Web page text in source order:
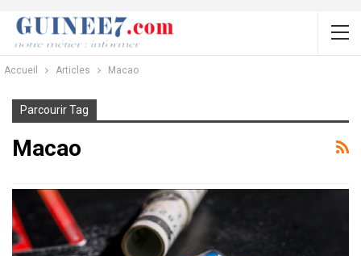
Accueil Articles Macao
Parcourir Tag
Macao